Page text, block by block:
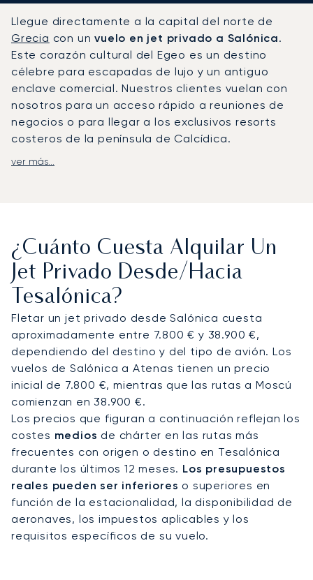
Llegue directamente a la capital del norte de
Grecia con unvuelo en jet privado a Salónica.
Este corazón cultural del Egeo es un destino
célebre para escapadas de lujo y un antiguo
enclave comercial. Nuestros clientes vuelan con
nosotros para un acceso rápido a reuniones de
negocios o para llegar a los exclusivos resorts
costeros de la península de Calcídica.
Gestionamos su vuelo chárter adaptándonos
para su bienestar. Gestionamos su viaje con
precisión, garantizando que llegue renovado y
listo para un traslado impecable a su yate en
Marina Aretsou.
Nuestro compromiso con su seguridad es
absoluto. Como el primer bróker de aviación
privada europeo con
certificación Argus®,
operamos con un estándar de excelencia
verificado
. Esto garantiza que su chárter privado
a Salónica se gestione con un cuidado
meticuloso, ofreciéndole total confianza tanto si
viaja para una reunión crucial como para una
escapada de lujo a la costa.
ver más...
¿Cuánto Cuesta Alquilar Un
Jet Privado Desde/hacia
Tesalónica?
Fletar un jet privado desde Salónica cuesta
aproximadamente entre 7.800 € y 38.900 €,
dependiendo del destino y del tipo de avión. Los
vuelos de Salónica a Atenas tienen un precio
inicial de 7.800 €, mientras que las rutas a Moscú
comienzan en 38.900 €.
Los precios que figuran a continuación reflejan los
costes medios de chárter en las rutas más
frecuentes con origen o destino en Tesalónica
durante los últimos 12 meses. Los presupuestos
reales pueden ser inferiores o superiores en
función de la estacionalidad, la disponibilidad de
aeronaves, los impuestos aplicables y los
requisitos específicos de su vuelo.